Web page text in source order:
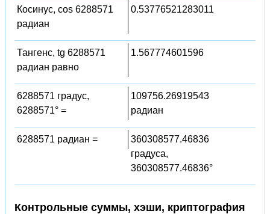
Косинус, cos 6288571
радиан
0.53776521283011
Тангенс, tg 6288571
радиан равно
1.567774601596
6288571 градус,
6288571° =
109756.26919543
радиан
6288571 радиан =
360308577.46836
градуса,
360308577.46836°
Контрольные суммы, хэши, криптография